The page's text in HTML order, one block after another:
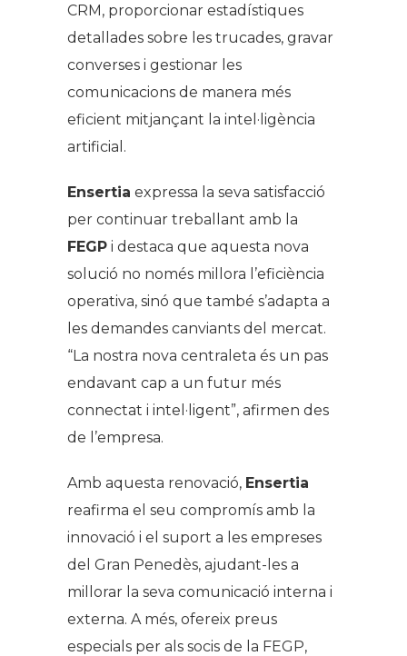
CRM, proporcionar estadístiques
detallades sobre les trucades, gravar
converses i gestionar les
comunicacions de manera més
eficient mitjançant la intel·ligència
artificial.
Ensertia expressa la seva satisfacció
per continuar treballant amb la
FEGP i destaca que aquesta nova
solució no només millora l’eficiència
operativa, sinó que també s’adapta a
les demandes canviants del mercat.
“La nostra nova centraleta és un pas
endavant cap a un futur més
connectat i intel·ligent”, afirmen des
de l’empresa.
Amb aquesta renovació, Ensertia
reafirma el seu compromís amb la
innovació i el suport a les empreses
del Gran Penedès, ajudant-les a
millorar la seva comunicació interna i
externa. A més, ofereix preus
especials per als socis de la FEGP,